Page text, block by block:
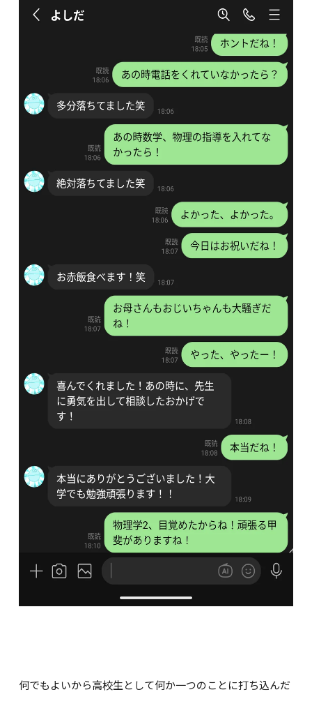
何でもよいから高校生として何か一つのことに打ち込んだ